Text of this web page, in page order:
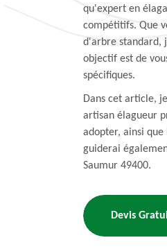
qu'expert en
compétitifs. Que
d'arbre standard,
objectif est de
spécifiques.
Dans cet article,
artisan élagueur
adopter, ainsi que
guiderai
Saumur 49400.
Devis